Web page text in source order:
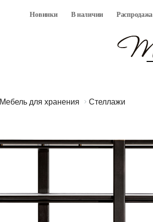
Новинки В наличии Распродажа
Мебель для хранения Стеллажи